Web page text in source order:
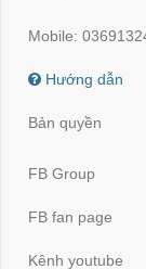
Mobile:
Hướng dẫn
Bản quyền
FB Group
FB fan page
Kênh youtube